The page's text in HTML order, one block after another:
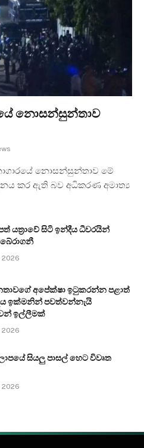
නොසන්සුන්තාව
නොසන්සුන්තාව මේ
කර ඇති බව අධිකරණ අමාත්‍ය
යත්‍රාවේ සිටි ඉන්දීය ධීවරයින්
බේරාගනී
2026
අපේක්ෂා ඉටුකරන්න පළාත්
ඉක්මනින් පවත්වන්නැයි
ඉල්ලීමක්
2026
සියලු පාසල් හෙට විවෘත
2026